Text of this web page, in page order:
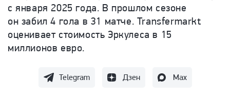
с января 2025 года. В прошлом сезоне
он забил 4 гола в 31 матче. Transfermarkt
оценивает стоимость Эркулеса в 15
миллионов евро.
Telegram Дзен Max